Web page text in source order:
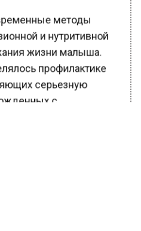
методы
и нутритивной
жизни малыша.
профилактике
серьезную
с